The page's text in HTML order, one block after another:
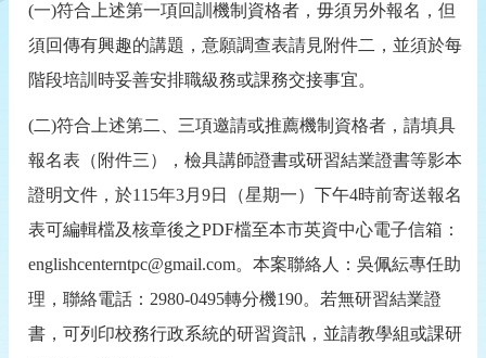
(一)符合上述第一項回訓機制資格者，毋須另外報名，但
須回傳有興趣的講題，意願調查表請見附件二，並須於每
階段培訓時妥善安排職級務或課務交接事宜。
(二)符合上述第二、三項邀請或推薦機制資格者，請填具
報名表（附件三），檢具講師證書或研習結業證書等影本
證明文件，於115年3月 9日（星期一）下午4時前寄送報名
表可編輯檔及核章後之PDF檔至本市英資中心電子信箱：
englishcenterntpc@gmail.com。本案聯絡人：吳佩紜專任助
理，聯絡電話： 2980-0495轉分機190。若無研習結業證
書，可列印校務行政系統的研習資訊，並請教學組或課研